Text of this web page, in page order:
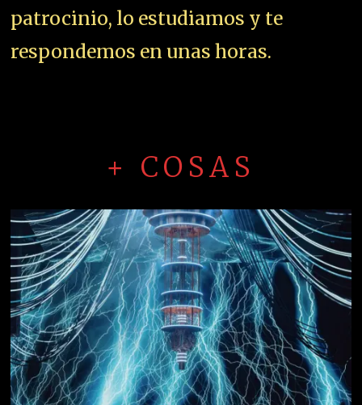
patrocinio, lo estudiamos y te
respondemos en unas horas.
+ COSAS